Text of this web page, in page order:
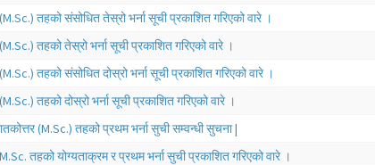
तहको संसोधित तेस्रो भर्ना सूची प्रकाशित गरिएको वारे ।
तहको तेस्रो भर्ना सूची प्रकाशित गरिएको वारे ।
तहको संसोधित दोस्रो भर्ना सूची प्रकाशित गरिएको वारे ।
तहको दोस्रो भर्ना सूची प्रकाशित गरिएको वारे ।
(M.Sc.) तहको प्रथम भर्ना सुची सम्वन्धी सुचना |
तहको योग्यताक्रम र प्रथम भर्ना सुची प्रकाशित गरिएको वारे ।